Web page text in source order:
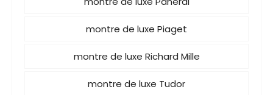
montre de luxe Piaget
montre de luxe Richard Mille
montre de luxe Tudor